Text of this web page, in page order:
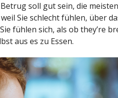
soll gut sein, die
Sie schlecht fühlen, über
fühlen sich, als ob they’re
aus es zu Essen.